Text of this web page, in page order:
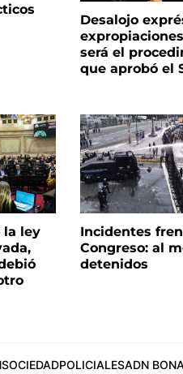
Desalojo
será el
que aprobó el
la ley
Incidentes
Congreso: al
detenidos
SOCIEDADPOLICIALESADN